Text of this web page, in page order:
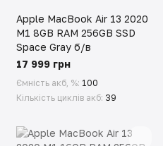
Apple MacBook Air 13 2020
M1 8GB RAM 256GB SSD
Space Gray б/в
17 999 грн
Ємність акб, % 100
Кількість циклів акб 39